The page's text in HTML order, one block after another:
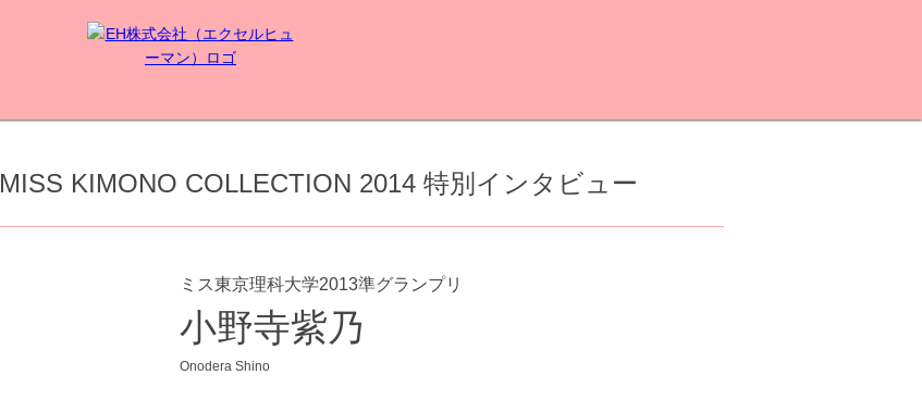
KIMONO COLLECTION 2014 特別インタビュー
ミス東京理科大学2013準グランプリ
小野寺紫乃
Onodera Shino